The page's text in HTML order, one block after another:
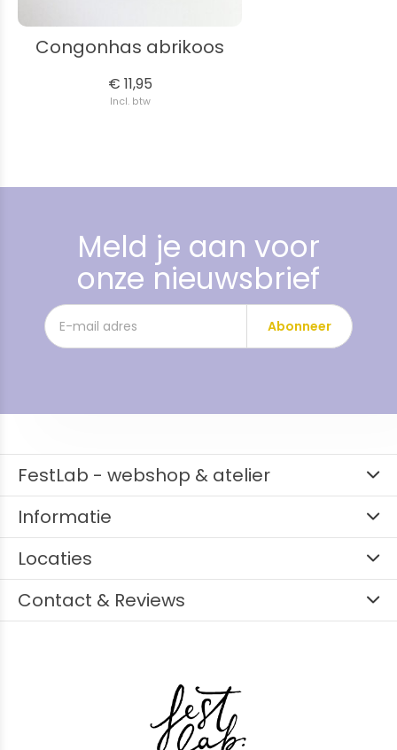
Congonhas abrikoos
€ 11,95
Incl. btw
Meld je aan voor
onze nieuwsbrief
Abonneer
FestLab - webshop & atelier
Informatie
Locaties
Contact & Reviews